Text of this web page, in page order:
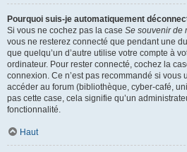
Pourquoi suis-je automatiquement
Si vous ne cochez pas la case Se souvenir de
vous ne resterez connecté que pendant une
que quelqu’un d’autre utilise votre compte à
ordinateur. Pour rester connecté, cochez la
connexion. Ce n’est pas recommandé si
accéder au forum (bibliothèque, cyber-café,
pas cette case, cela signifie qu’un
fonctionnalité.
Haut